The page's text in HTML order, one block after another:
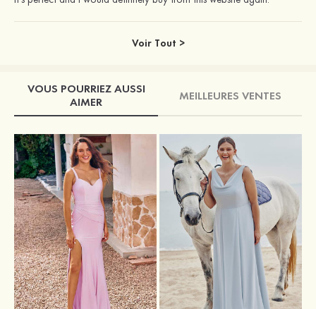
Voir Tout >
VOUS POURRIEZ AUSSI
AIMER
MEILLEURES VENTES